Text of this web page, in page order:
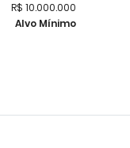
R$ 10.000.000
Alvo Mínimo